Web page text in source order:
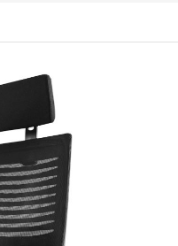
Knax konfigurator
Knax hattehyller og skoholder
Knagger og stumtjener
Komplette med hev-senk understell